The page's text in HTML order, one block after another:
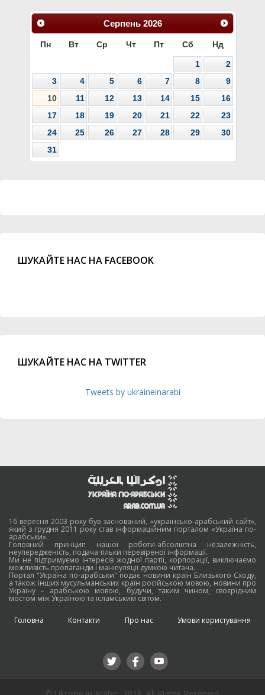
Серпень 2026
Пн Вт Ср Чт Пт Сб Нд
1
2
3
4 5 6 7 8
9
10
11 12 13 14 15
16
17
18 19 20 21 22
23
24
25 26 27 28 29
30
31
ШУКАЙТЕ НАС НА FACEBOOK
ШУКАЙТЕ НАС НА TWITTER
Tweets by ukraineinarabi
16 вересня 2003 року був заснований, «українсько-арабський сайт»,
який з грудня 2011 року став інформаційним порталом «Україна по-
арабськи».
Головний принцип нашої роботи-абсолютна незалежність,
неупередженість, подача тільки перевіреної інформації.
Ми не підтримуємо інтересів жодної партії, корпорації, виключаємо
можливість пропаганди і маніпуляції думкою читача.
Портал "Україна по-арабськи" подає новини країн Близького Сходу,
а також інших мусульманських країн російською мовою, новини про
Україну – арабською мовою, будучи, таким чином, своєрідним
мостом між Україною та ісламським світом.
Головна Контакти Про нас Умови користування